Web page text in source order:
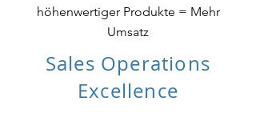
höhenwertiger Produkte = Mehr
Umsatz
Sales Operations
Excellence